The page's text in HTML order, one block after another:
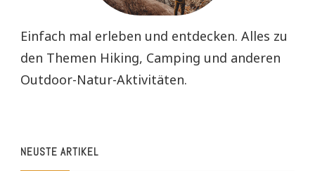
Einfach mal erleben und entdecken. Alles zu
den Themen Hiking, Camping und anderen
Outdoor-Natur-Aktivitäten.
NEUSTE ARTIKEL